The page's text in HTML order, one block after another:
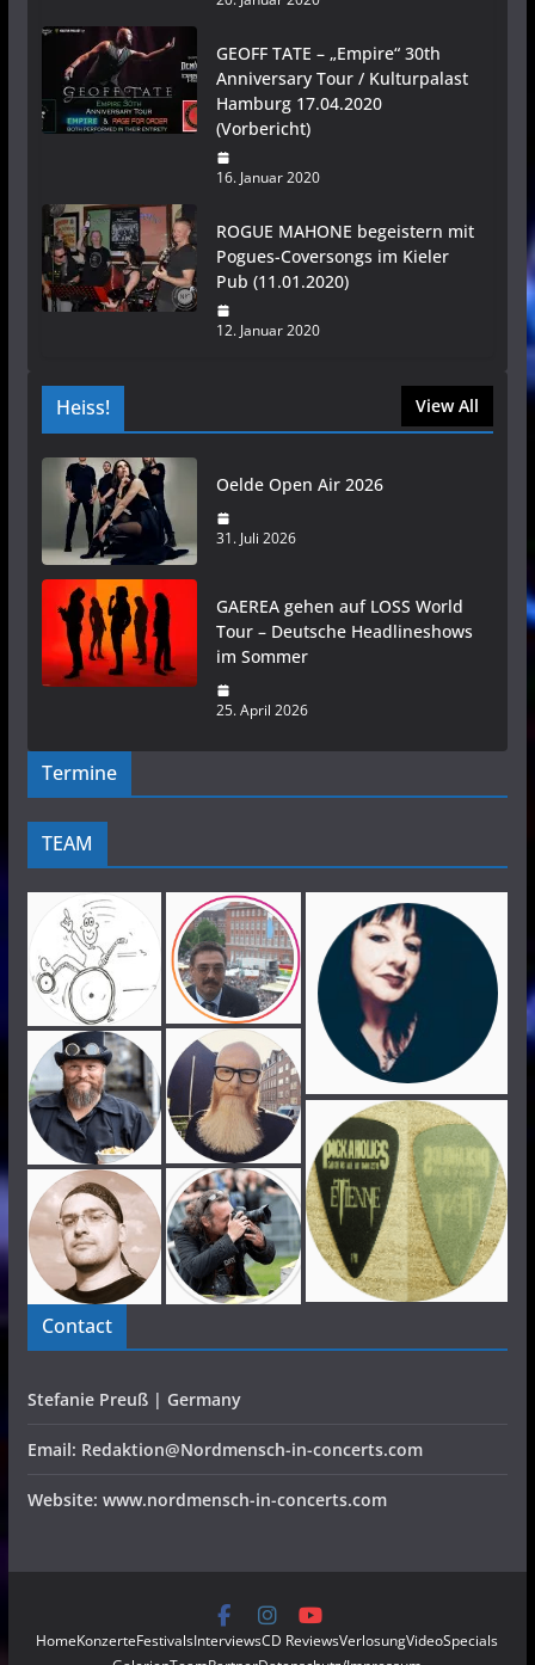
GEOFF TATE – „Empire“ 30th
Anniversary Tour / Kulturpalast
Hamburg 17.04.2020
(Vorbericht)
16. Januar 2020
ROGUE MAHONE begeistern mit
Pogues-Coversongs im Kieler
Pub (11.01.2020)
12. Januar 2020
Heiss! View All
Oelde Open Air 2026
31. Juli 2026
GAEREA gehen auf LOSS World
Tour – Deutsche Headlineshows
im Sommer
25. April 2026
Termine
TEAM
Contact
Stefanie Preuß | Germany
Email: Redaktion@Nordmensch-in-concerts.com
Website: www.nordmensch-in-concerts.com
HomeKonzerteFestivalsInterviewsCD ReviewsVerlosungVideoSpecials